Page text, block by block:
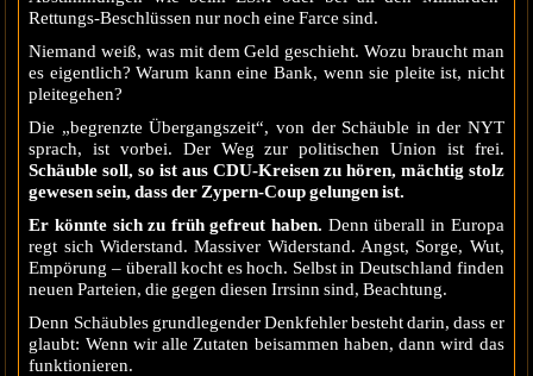
Rettungs-Beschlüssen nur noch eine Farce sind.
Niemand weiß, was mit dem Geld geschieht. Wozu braucht man
es eigentlich? Warum kann eine Bank, wenn sie pleite ist, nicht
pleitegehen?
Die „begrenzte Übergangszeit“, von der Schäuble in der NYT
sprach, ist vorbei. Der Weg zur politischen Union ist frei.
Schäuble soll, so ist aus CDU-Kreisen zu hören, mächtig stolz
gewesen sein, dass der Zypern-Coup gelungen ist.
Er könnte sich zu früh gefreut haben. Denn überall in Europa
regt sich Widerstand. Massiver Widerstand. Angst, Sorge, Wut,
Empörung – überall kocht es hoch. Selbst in Deutschland finden
neuen Parteien, die gegen diesen Irrsinn sind, Beachtung.
Denn Schäubles grundlegender Denkfehler besteht darin, dass er
glaubt: Wenn wir alle Zutaten beisammen haben, dann wird das
funktionieren.